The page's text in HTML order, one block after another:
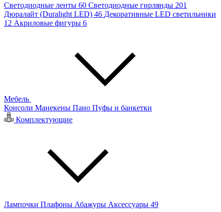
Светодиодные ленты 60 Светодиодные гирлянды 201
Дюралайт (Duralight LED) 46 Декоративные LED светильники
12 Акриловые фигуры 6
Мебель
Консоли Манекены Пано Пуфы и банкетки
Комплектующие
Лампочки Плафоны Абажуры Аксессуары 49